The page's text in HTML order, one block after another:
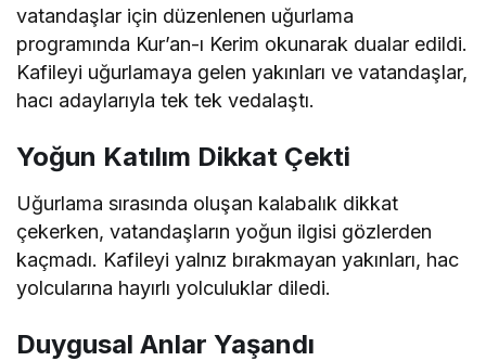
vatandaşlar için düzenlenen uğurlama
programında Kur’an-ı Kerim okunarak dualar edildi.
Kafileyi uğurlamaya gelen yakınları ve vatandaşlar,
hacı adaylarıyla tek tek vedalaştı.
Yoğun Katılım Dikkat Çekti
Uğurlama sırasında oluşan kalabalık dikkat
çekerken, vatandaşların yoğun ilgisi gözlerden
kaçmadı. Kafileyi yalnız bırakmayan yakınları, hac
yolcularına hayırlı yolculuklar diledi.
Duygusal Anlar Yaşandı